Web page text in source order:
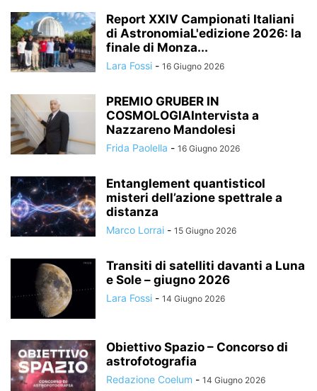
Report XXIV Campionati Italiani
di AstronomiaL'edizione 2026: la
finale di Monza...
Lara Fossi - 16 Giugno 2026
PREMIO GRUBER IN
COSMOLOGIAIntervista a
Nazzareno Mandolesi
Frida Paolella - 16 Giugno 2026
Entanglement quantisticoI
misteri dell’azione spettrale a
distanza
Marco Lorrai - 15 Giugno 2026
Transiti di satelliti davanti a Luna
e Sole – giugno 2026
Lara Fossi - 14 Giugno 2026
Obiettivo Spazio – Concorso di
astrofotografia
Redazione Coelum - 14 Giugno 2026